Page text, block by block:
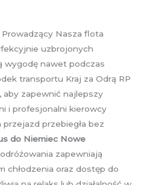
Nasza flota
uzbrojonych
wygodę nawet podczas
transportu Kraj za Odrą RP
zapewnić najlepszy
i profesjonalni kierowcy
przebiegła bez
do Niemiec Nowe
zapewniają
chłodzenia oraz dostęp do